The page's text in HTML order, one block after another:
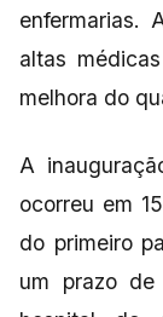
enfermarias.
altas
melhora do
A
ocorreu em
do primeiro
um prazo